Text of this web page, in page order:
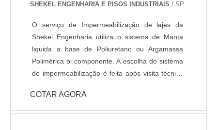
diamantados e aplicação de aditivos
é possível polir o concreto até o material mineral
agregado ficar aparente.
SHEKEL ENGENHARIA E PISOS INDUSTRIAIS / SP
O serviço de Impermeabilização de lajes da
Shekel Engenharia utiliza o sistema de Manta
liquida a base de Poliuretano ou Argamassa
Polimérica bi componente. A escolha do sistema
de impermeabilização é feita após visita técnica
viabilidade e peculiaridades do caso para a
definição assertiva de impermeabilizante a ser
COTAR AGORA